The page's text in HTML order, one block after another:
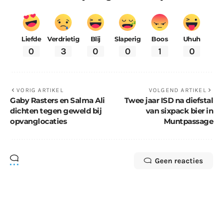
Liefde
0
Verdrietig
3
Blij
0
Slaperig
0
Boos
1
Uhuh
0
VORIG ARTIKEL
Gaby Rasters en Salma Ali
dichten tegen geweld bij
opvanglocaties
VOLGEND ARTIKEL
Twee jaar ISD na diefstal
van sixpack bier in
Muntpassage
Geen reacties